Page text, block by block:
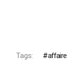
Tags: affaire